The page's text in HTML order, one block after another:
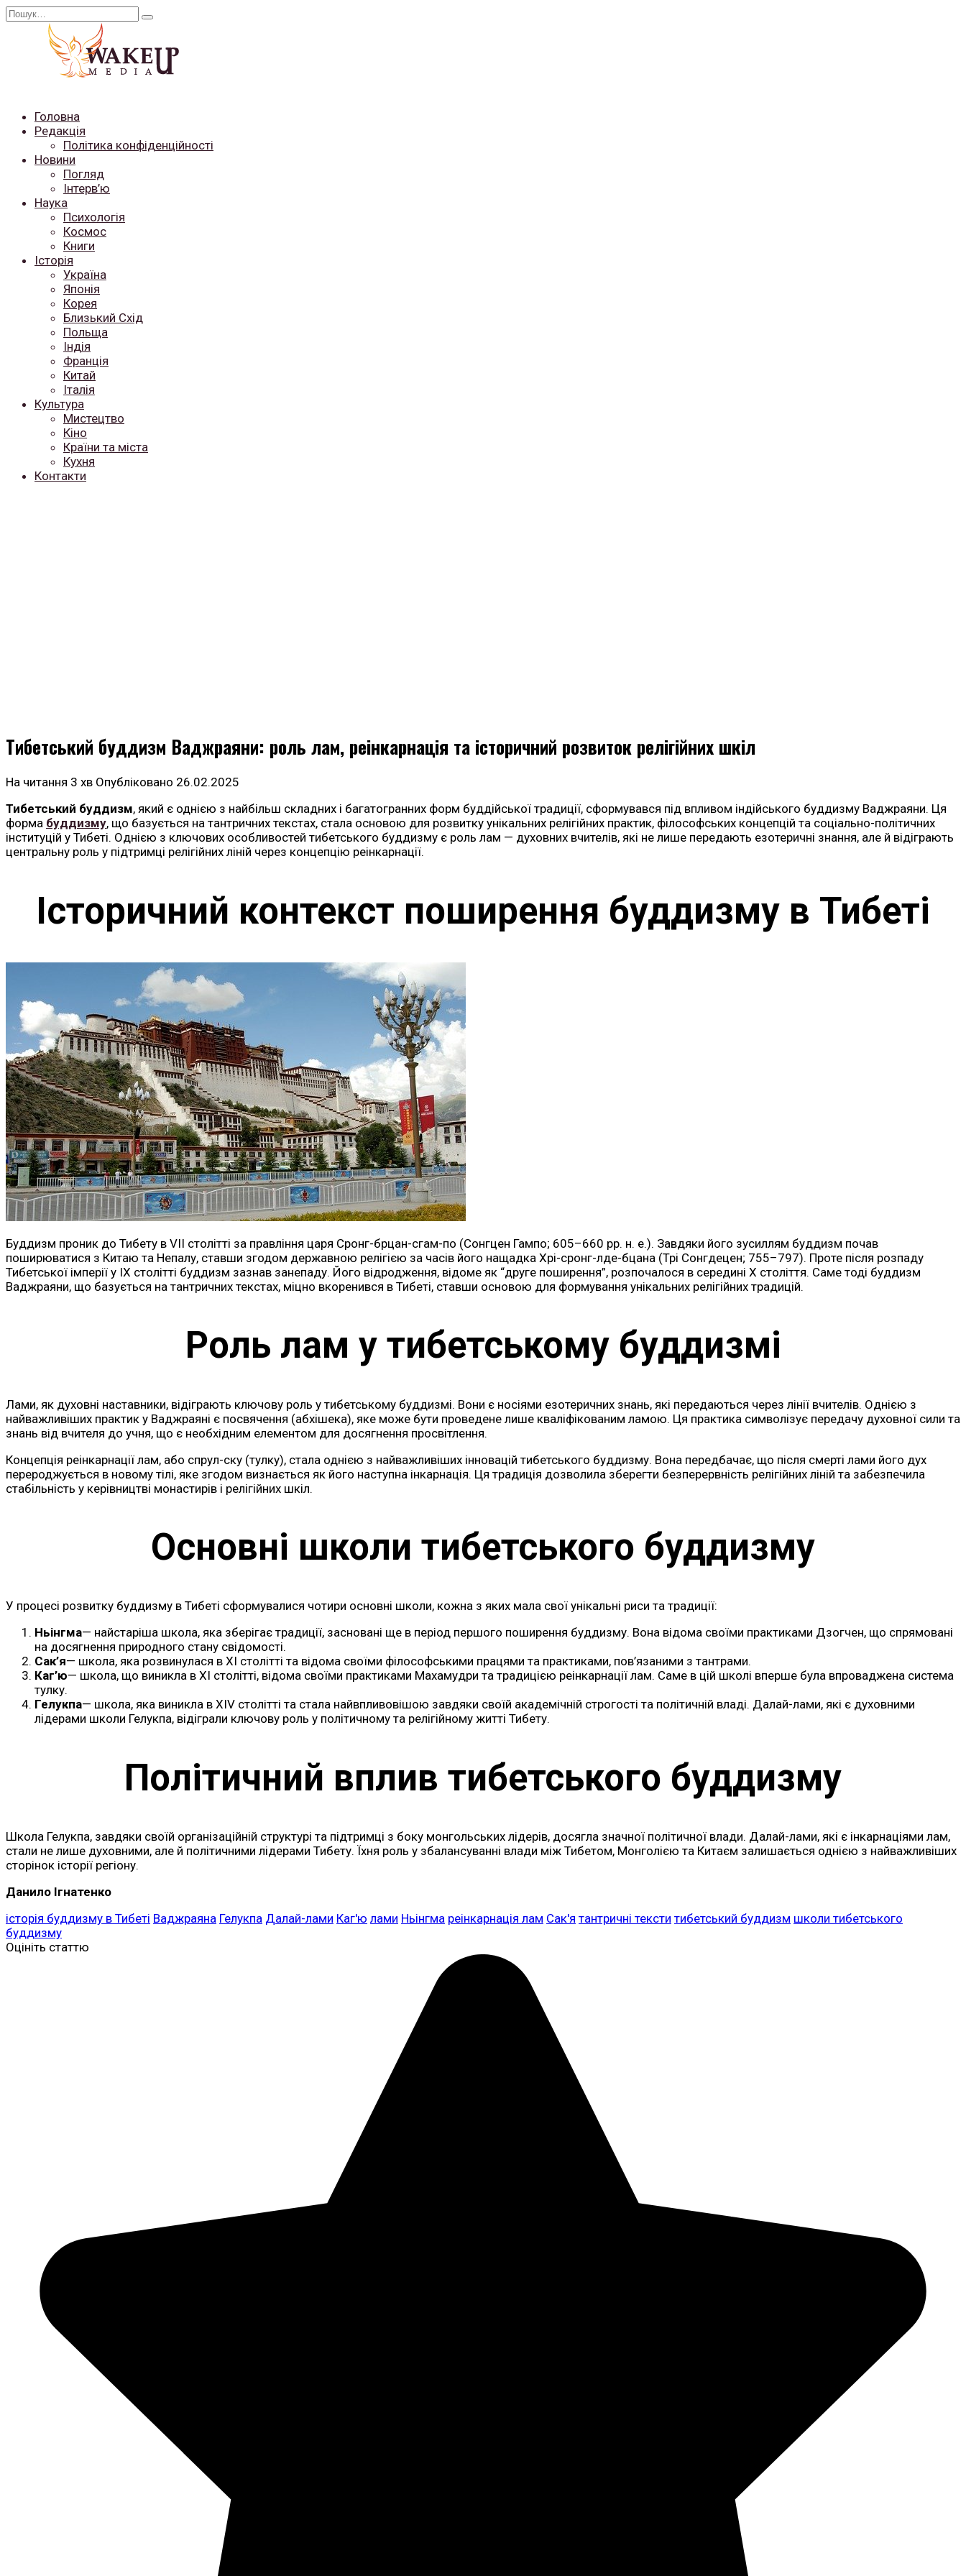
Перейти
Search
Головна
Редакція
Політика конфіденційності
Новини
Погляд
Інтерв’ю
Наука
Психологія
Космос
Книги
Історія
Україна
Японія
Корея
Близький Схід
Польща
Індія
Франція
Китай
Італія
Культура
Мистецтво
Кіно
Країни та міста
Кухня
Контакти
Тибетський буддизм Ваджраяни: роль лам, реінкарнація та історичний розвиток релігійних шкіл
На читання 3 хв Опубліковано 26.02.2025
Тибетський буддизм, який є однією з найбільш складних і багатогранних форм буддійської традиції, сформувався під впливом індійського буддизму Ваджраяни. Ця
форма буддизму, що базується на тантричних текстах, стала основою для розвитку унікальних релігійних практик, філософських концепцій та соціально-політичних
інституцій у Тибеті. Однією з ключових особливостей тибетського буддизму є роль лам — духовних вчителів, які не лише передають езотеричні знання, але й відіграють
центральну роль у підтримці релігійних ліній через концепцію реінкарнації.
Історичний контекст поширення буддизму в Тибеті
Буддизм проник до Тибету в VII столітті за правління царя Сронг-брцан-сгам-по (Сонгцен Гампо; 605–660 рр. н. е.). Завдяки його зусиллям буддизм почав
поширюватися з Китаю та Непалу, ставши згодом державною релігією за часів його нащадка Хрі-сронг-лде-бцана (Трі Сонгдецен; 755–797). Проте після розпаду
Тибетської імперії у IX столітті буддизм зазнав занепаду. Його відродження, відоме як “друге поширення”, розпочалося в середині X століття. Саме тоді буддизм
Ваджраяни, що базується на тантричних текстах, міцно вкоренився в Тибеті, ставши основою для формування унікальних релігійних традицій.
Роль лам у тибетському буддизмі
Лами, як духовні наставники, відіграють ключову роль у тибетському буддизмі. Вони є носіями езотеричних знань, які передаються через лінії вчителів. Однією з
найважливіших практик у Ваджраяні є посвячення (абхішека), яке може бути проведене лише кваліфікованим ламою. Ця практика символізує передачу духовної сили та
знань від вчителя до учня, що є необхідним елементом для досягнення просвітлення.
Концепція реінкарнації лам, або спрул-ску (тулку), стала однією з найважливіших інновацій тибетського буддизму. Вона передбачає, що після смерті лами його дух
перероджується в новому тілі, яке згодом визнається як його наступна інкарнація. Ця традиція дозволила зберегти безперервність релігійних ліній та забезпечила
стабільність у керівництві монастирів і релігійних шкіл.
Основні школи тибетського буддизму
У процесі розвитку буддизму в Тибеті сформувалися чотири основні школи, кожна з яких мала свої унікальні риси та традиції:
Ньінгма— найстаріша школа, яка зберігає традиції, засновані ще в період першого поширення буддизму. Вона відома своїми практиками Дзогчен, що спрямовані
на досягнення природного стану свідомості.
Сак’я— школа, яка розвинулася в XI столітті та відома своїми філософськими працями та практиками, пов’язаними з тантрами.
Каг’ю— школа, що виникла в XI столітті, відома своїми практиками Махамудри та традицією реінкарнації лам. Саме в цій школі вперше була впроваджена система
тулку.
Гелукпа— школа, яка виникла в XIV столітті та стала найвпливовішою завдяки своїй академічній строгості та політичній владі. Далай-лами, які є духовними
лідерами школи Гелукпа, відіграли ключову роль у політичному та релігійному житті Тибету.
Політичний вплив тибетського буддизму
Школа Гелукпа, завдяки своїй організаційній структурі та підтримці з боку монгольських лідерів, досягла значної політичної влади. Далай-лами, які є інкарнаціями лам,
стали не лише духовними, але й політичними лідерами Тибету. Їхня роль у збалансуванні влади між Тибетом, Монголією та Китаєм залишається однією з найважливіших
сторінок історії регіону.
Данило Ігнатенко
історія буддизму в Тибеті Ваджраяна Гелукпа Далай-лами Каг'ю лами Ньінгма реінкарнація лам Сак'я тантричні тексти тибетський буддизм школи тибетського
буддизму
Оцініть статтю